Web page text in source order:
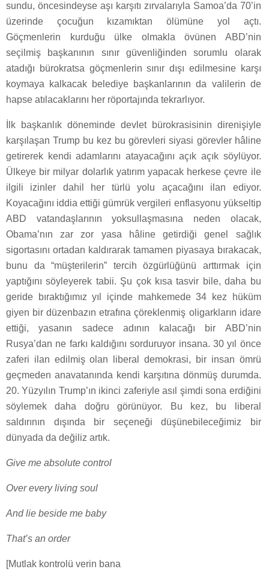
sundu, öncesindeyse aşı karşıtı zırvalarıyla Samoa’da 70’in
üzerinde çocuğun kızamıktan ölümüne yol açtı.
Göçmenlerin kurduğu ülke olmakla övünen ABD’nin
seçilmiş başkanının sınır güvenliğinden sorumlu olarak
atadığı bürokratsa göçmenlerin sınır dışı edilmesine karşı
koymaya kalkacak belediye başkanlarının da valilerin de
hapse atılacaklarını her röportajında tekrarlıyor.
İlk başkanlık döneminde devlet bürokrasisinin direnişiyle
karşılaşan Trump bu kez bu görevleri siyasi görevler hâline
getirerek kendi adamlarını atayacağını açık açık söylüyor.
Ülkeye bir milyar dolarlık yatırım yapacak herkese çevre ile
ilgili izinler dahil her türlü yolu açacağını ilan ediyor.
Koyacağını iddia ettiği gümrük vergileri enflasyonu yükseltip
ABD vatandaşlarının yoksullaşmasına neden olacak,
Obama’nın zar zor yasa hâline getirdiği genel sağlık
sigortasını ortadan kaldırarak tamamen piyasaya bırakacak,
bunu da “müşterilerin” tercih özgürlüğünü arttırmak için
yaptığını söyleyerek tabii. Şu çok kısa tasvir bile, daha bu
geride bıraktığımız yıl içinde mahkemede 34 kez hüküm
giyen bir düzenbazın etrafına çöreklenmiş oligarkların idare
ettiği, yasanın sadece adının kalacağı bir ABD’nin
Rusya’dan ne farkı kaldığını sorduruyor insana. 30 yıl önce
zaferi ilan edilmiş olan liberal demokrasi, bir insan ömrü
geçmeden anavatanında kendi karşıtına dönmüş durumda.
20. Yüzyılın Trump’ın ikinci zaferiyle asıl şimdi sona erdiğini
söylemek daha doğru görünüyor. Bu kez, bu liberal
saldırının dışında bir seçeneği düşünebileceğimiz bir
dünyada da değiliz artık.
Give me absolute control
Over every living soul
And lie beside me baby
That’s an order
[Mutlak kontrolü verin bana